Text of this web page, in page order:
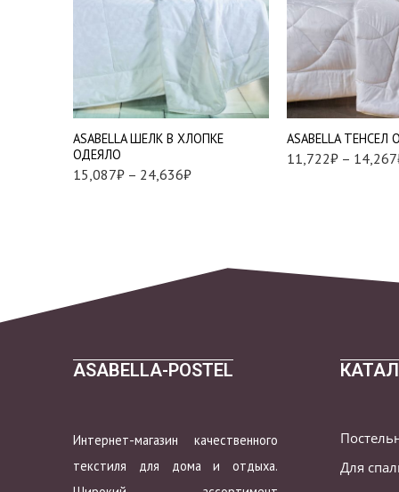
АSABELLA ШЕЛК В ХЛОПКЕ
ОДЕЯЛО
15,087₽ – 24,636₽
145*205 см
160*220 см
172*205 см
200*220 см
220*240 см
АSABELLA ТЕНСЕЛ
11,722₽ – 14,267
145*205 см
160*220 см
200*220 см
ASABELLA-POSTEL
Интернет-магазин качественного
текстиля для дома и отдыха.
Для